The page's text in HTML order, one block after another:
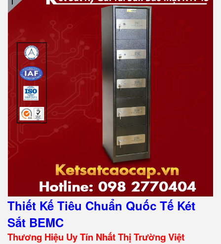
Thiết Kế Tiêu Chuẩn Quốc Tế Két
Sắt BEMC
Thương Hiệu Uy Tín Nhất Thị Trường Việt